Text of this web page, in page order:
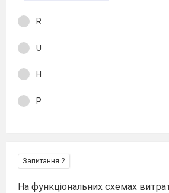
R
U
H
P
Запитання 2
На функціональних схемах